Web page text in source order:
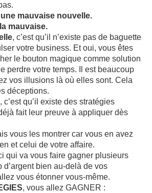
une mauvaise nouvelle.
mauvaise.
, c’est qu’il n’existe pas de baguette
votre business. Et oui, vous êtes
le bouton magique comme solution
perdre votre temps. Il est beaucoup
vos illusions là où elles sont. Cela
déceptions.
, c’est qu’il existe des stratégies
fait leur preuve à appliquer dès
vous les montrer car vous en avez
et celui de votre affaire.
qui va vous faire gagner plusieurs
bien au-delà de vos
vous étonner vous-même.
, vous allez GAGNER :